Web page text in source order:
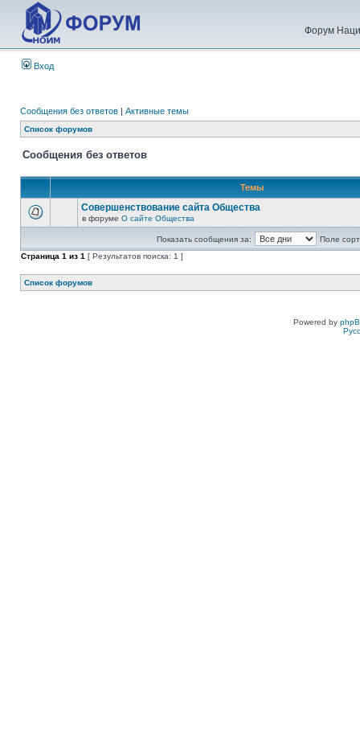
Форум
Вход
Сообщения без ответов | Активные темы
Список форумов
Сообщения без ответов
Темы
Совершенствование сайта Общества
в форуме О сайте Общества
Показать сообщения за:
Поле
Страница 1 из 1 [ Результатов поиска: 1 ]
Список форумов
Powered by